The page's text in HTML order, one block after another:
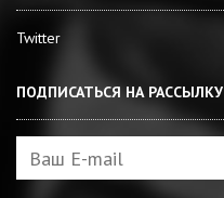
Twitter
ПОДПИСАТЬСЯ НА РАССЫЛКУ